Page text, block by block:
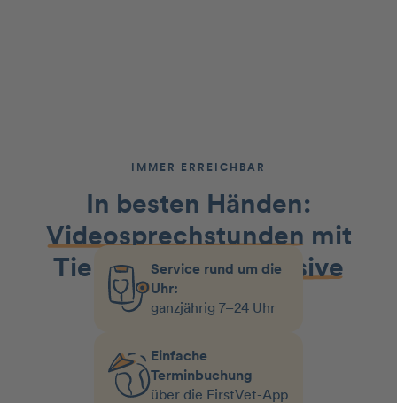
IMMER ERREICHBAR
In besten Händen:
Videosprechstunden mit
Tierärzt:innen inklusive
Service rund um die
Uhr:
ganzjährig 7–24 Uhr
Einfache
Terminbuchung
über die FirstVet-App